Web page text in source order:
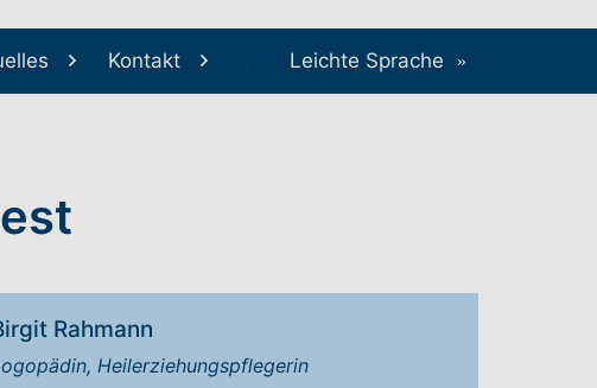
Kontakt Leichte Sprache
Rahmann
Heilerziehungspflegerin